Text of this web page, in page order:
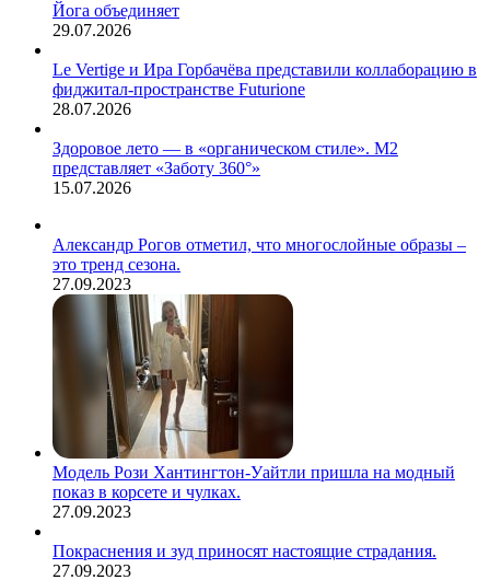
Йога объединяет
29.07.2026
Le Vertige и Ира Горбачёва представили коллаборацию в
фиджитал-пространстве Futurione
28.07.2026
Здоровое лето — в «органическом стиле». М2
представляет «Заботу 360°»
15.07.2026
Александр Рогов отметил, что многослойные образы –
это тренд сезона.
27.09.2023
Модель Рози Хантингтон-Уайтли пришла на модный
показ в корсете и чулках.
27.09.2023
Покраснения и зуд приносят настоящие страдания.
27.09.2023